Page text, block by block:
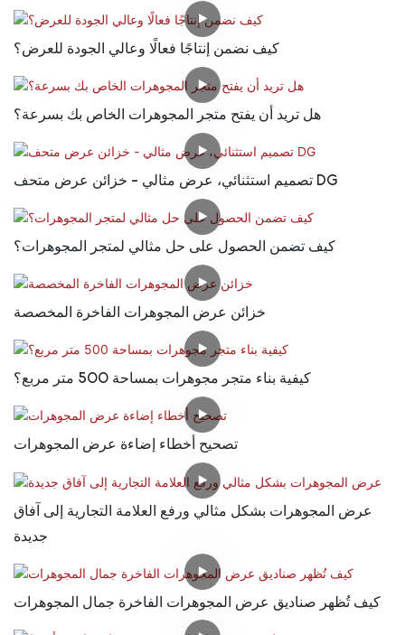
كيف نضمن إنتاجًا فعالًا وعالي الجودة للعرض؟
هل تريد أن يفتح متجر المجوهرات الخاص بك بسرعة؟
تصميم استثنائي، عرض مثالي - خزائن عرض متحف DG
كيف تضمن الحصول على حل مثالي لمتجر المجوهرات؟
خزائن عرض المجوهرات الفاخرة المخصصة
كيفية بناء متجر مجوهرات بمساحة 500 متر مربع؟
تصحيح أخطاء إضاءة عرض المجوهرات
عرض المجوهرات بشكل مثالي ورفع العلامة التجارية إلى آفاق
جديدة
كيف تُظهر صناديق عرض المجوهرات الفاخرة جمال المجوهرات